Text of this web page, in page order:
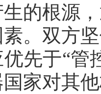
的根源
。双方
先于“管
家对其